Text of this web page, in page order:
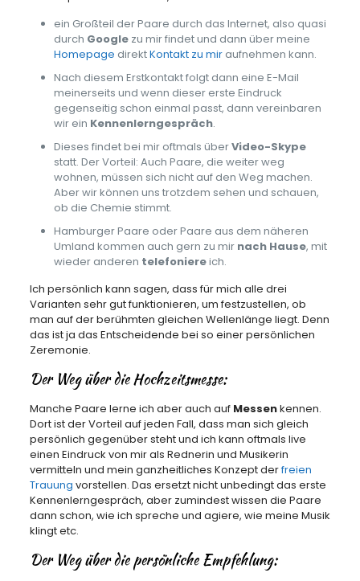
ein Großteil der Paare durch das Internet, also quasi
durch Googlezu mir findet und dann über meine
Homepage direktKontakt zu miraufnehmen kann.
Nach diesem Erstkontakt folgt dann eine E-Mail
meinerseits und wenn dieser erste Eindruck
gegenseitig schon einmal passt, dann vereinbaren
wir ein Kennenlerngespräch.
Dieses findet bei mir oftmals überVideo-Skype
statt. Der Vorteil: Auch Paare, die weiter weg
wohnen, müssen sich nicht auf den Weg machen.
Aber wir können uns trotzdem sehen und schauen,
ob die Chemie stimmt.
Hamburger Paare oder Paare aus dem näheren
Umland kommen auch gern zu mir nach Hause, mit
wieder anderen telefoniereich.
Ich persönlich kann sagen, dass für mich alle drei
Varianten sehr gut funktionieren, um festzustellen, ob
man auf der berühmten gleichen Wellenlänge liegt. Denn
das ist ja das Entscheidende bei so einer persönlichen
Zeremonie.
Der Weg über die Hochzeitsmesse:
Manche Paare lerne ich aber auch auf Messenkennen.
Dort ist der Vorteil auf jeden Fall, dass man sich gleich
persönlich gegenüber steht und ich kann oftmals live
einen Eindruck von mir als Rednerin und Musikerin
vermitteln und mein ganzheitliches Konzept derfreien
Trauung vorstellen. Das ersetzt nicht unbedingt das erste
Kennenlerngespräch, aber zumindest wissen die Paare
dann schon, wie ich spreche und agiere, wie meine Musik
klingt etc.
Der Weg über die persönliche Empfehlung: